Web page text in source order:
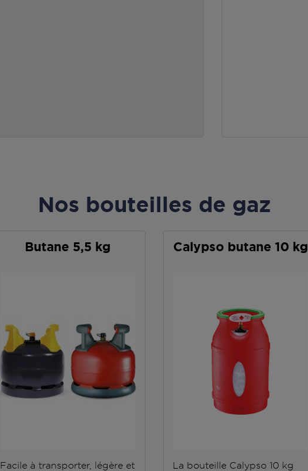
Nos bouteilles de gaz
Butane 5,5 kg
Facile à transporter, légère et
Calypso butane 10 kg
La bouteille Calypso 10 kg